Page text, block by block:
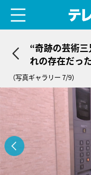
“奇跡の芸術
れの存在だっ
ている…」
（写真ギャラリー 7/9）